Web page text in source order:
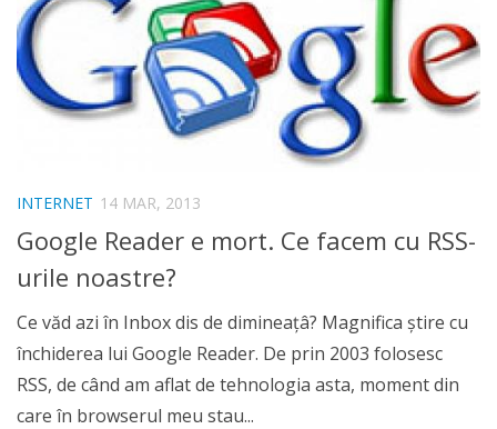
INTERNET 14 MAR, 2013
Google Reader e mort. Ce facem cu RSS-
urile noastre?
Ce văd azi în Inbox dis de dimineaţâ? Magnifica ştire cu
închiderea lui Google Reader. De prin 2003 folosesc
RSS, de când am aflat de tehnologia asta, moment din
care în browserul meu stau...